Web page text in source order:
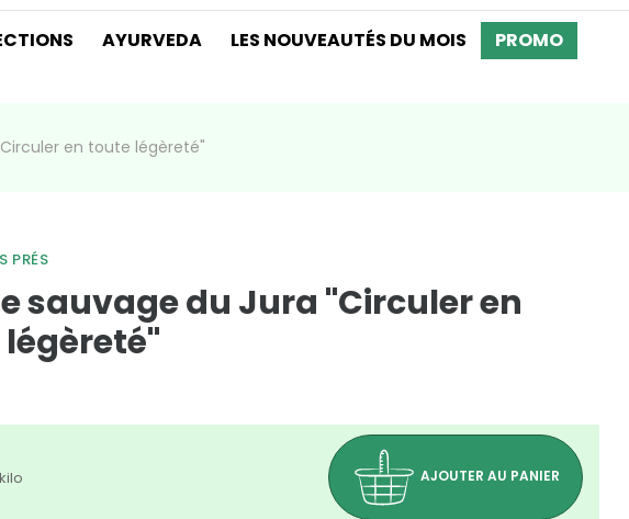
AYURVEDA LES NOUVEAUTÉS DU MOIS PROMO
en toute légèreté"
PRÉS
sauvage du Jura "Circuler en
AJOUTER AU PANIER